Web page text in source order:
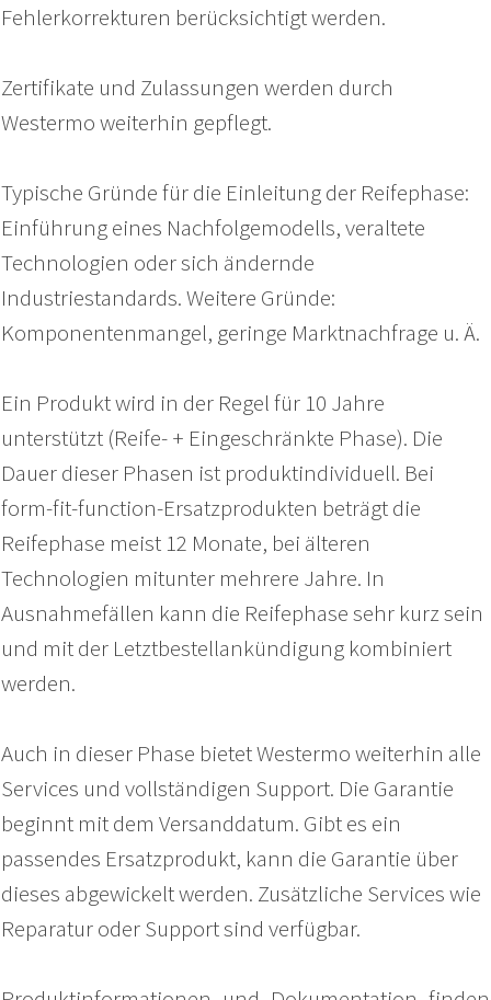
Fehlerkorrekturen berücksichtigt werden.
Zertifikate und Zulassungen werden durch
Westermo weiterhin gepflegt.
Typische Gründe für die Einleitung der Reifephase:
Einführung eines Nachfolgemodells, veraltete
Technologien oder sich ändernde
Industriestandards. Weitere Gründe:
Komponentenmangel, geringe Marktnachfrage u. Ä.
Ein Produkt wird in der Regel für 10 Jahre
unterstützt (Reife- + Eingeschränkte Phase). Die
Dauer dieser Phasen ist produktindividuell. Bei
form-fit-function-Ersatzprodukten beträgt die
Reifephase meist 12 Monate, bei älteren
Technologien mitunter mehrere Jahre. In
Ausnahmefällen kann die Reifephase sehr kurz sein
und mit der Letztbestellankündigung kombiniert
werden.
Auch in dieser Phase bietet Westermo weiterhin alle
Services und vollständigen Support. Die Garantie
beginnt mit dem Versanddatum. Gibt es ein
passendes Ersatzprodukt, kann die Garantie über
dieses abgewickelt werden. Zusätzliche Services wie
Reparatur oder Support sind verfügbar.